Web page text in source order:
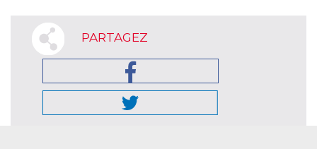
PARTAGEZ